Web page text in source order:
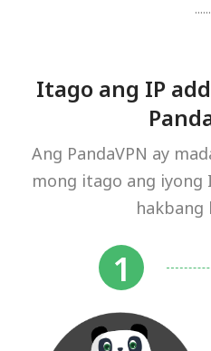
......
Itago ang IP
Ang PandaVPN ay
mong itago ang iyong
hakbang